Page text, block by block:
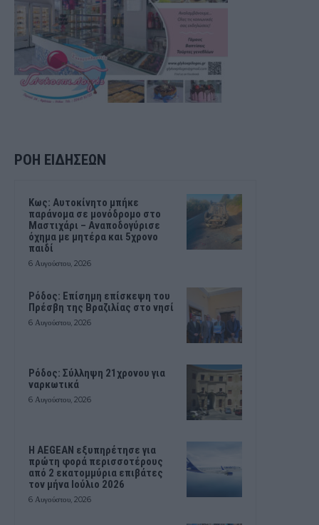
ΡΟΗ ΕΙΔΗΣΕΩΝ
Kως: Αυτοκίνητο μπήκε
παράνομα σε μονόδρομο στο
Μαστιχάρι – Αναποδογύρισε
όχημα με μητέρα και 5χρονο
παιδί
6 Αυγούστου, 2026
Ρόδος: Επίσημη επίσκεψη του
Πρέσβη της Βραζιλίας στο νησί
6 Αυγούστου, 2026
Ρόδος: Σύλληψη 21χρονου για
ναρκωτικά
6 Αυγούστου, 2026
Η AEGEAN εξυπηρέτησε για
πρώτη φορά περισσοτέρους
από 2 εκατομμύρια επιβάτες
τον μήνα Ιούλιο 2026
6 Αυγούστου, 2026